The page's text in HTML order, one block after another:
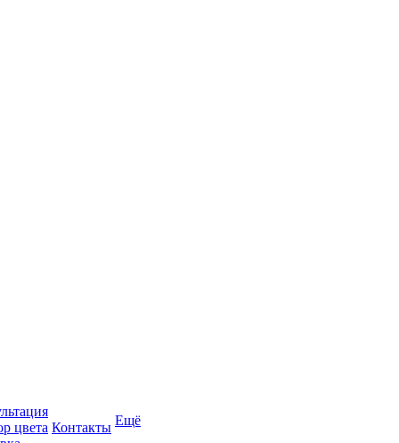
цвета Контакты Ещё